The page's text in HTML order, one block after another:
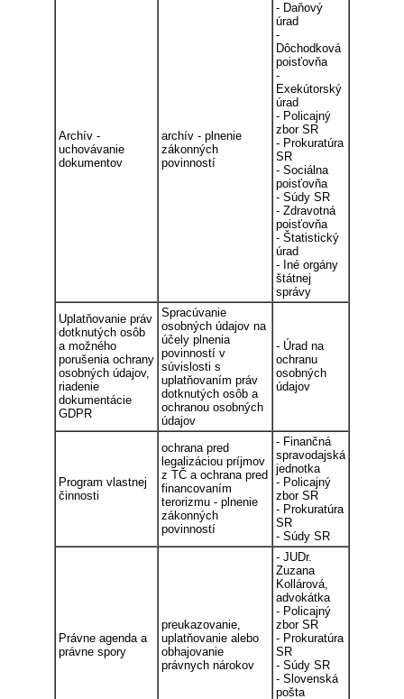
Archív -
uchovávanie
dokumentov
archív - plnenie
zákonných
povinností
- Daňový
úrad
-
Dôchodková
poisťovňa
-
Exekútorský
úrad
- Policajný
zbor SR
- Prokuratúra
SR
- Sociálna
poisťovňa
- Súdy SR
- Zdravotná
poisťovňa
- Štatistický
úrad
- Iné orgány
štátnej
správy
Uplatňovanie práv
dotknutých osôb
a možného
porušenia ochrany
osobných údajov,
riadenie
dokumentácie
GDPR
Spracúvanie
osobných údajov na
účely plnenia
povinností v
súvislosti s
uplatňovaním práv
dotknutých osôb a
ochranou osobných
údajov
- Úrad na
ochranu
osobných
údajov
Program vlastnej
činnosti
ochrana pred
legalizáciou príjmov
z TČ a ochrana pred
financovaním
terorizmu - plnenie
zákonných
povinností
- Finančná
spravodajská
jednotka
- Policajný
zbor SR
- Prokuratúra
SR
- Súdy SR
Právne agenda a
právne spory
preukazovanie,
uplatňovanie alebo
obhajovanie
právnych nárokov
- JUDr.
Zuzana
Kollárová,
advokátka
- Policajný
zbor SR
- Prokuratúra
SR
- Súdy SR
- Slovenská
pošta